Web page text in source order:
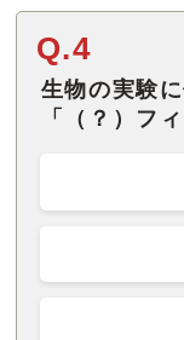
Q.4
生物の実験
「（？）フ